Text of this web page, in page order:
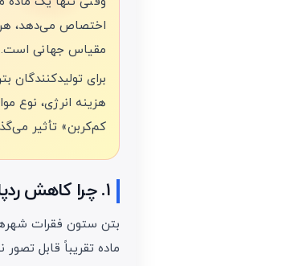
مقیاس جهانی است.
برای
هزینه انرژی، نوع
کم‌کربن» تأثیر
۱. چرا کاهش ردپای کربن بتن حیاتی است؟
بتن ستون فقرات
ماده تقریباً قابل